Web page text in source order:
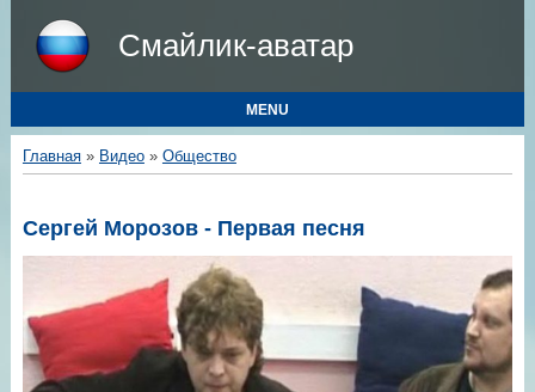
Смайлик-аватар
MENU
Главная» Видео» Общество
Сергей Морозов - Первая песня